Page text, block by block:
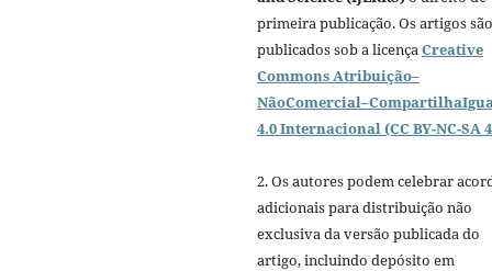
primeira publicação. Os artigos são
publicados sob a licençaCreative
Commons Atribuição–
4.0 Internacional (CC BY-NC-SA
2. Os autores podem celebrar
adicionais para distribuição não
exclusiva da versão publicada do
artigo, incluindo depósito em